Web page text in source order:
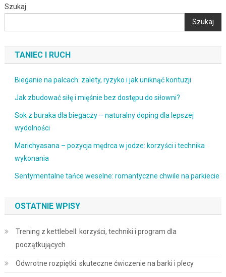
Szukaj
Szukaj
TANIEC I RUCH
Bieganie na palcach: zalety, ryzyko i jak uniknąć kontuzji
Jak zbudować siłę i mięśnie bez dostępu do siłowni?
Sok z buraka dla biegaczy – naturalny doping dla lepszej
wydolności
Marichyasana – pozycja mędrca w jodze: korzyści i technika
wykonania
Sentymentalne tańce weselne: romantyczne chwile na parkiecie
OSTATNIE WPISY
Trening z kettlebell: korzyści, techniki i program dla
początkujących
Odwrotne rozpiętki: skuteczne ćwiczenie na barki i plecy